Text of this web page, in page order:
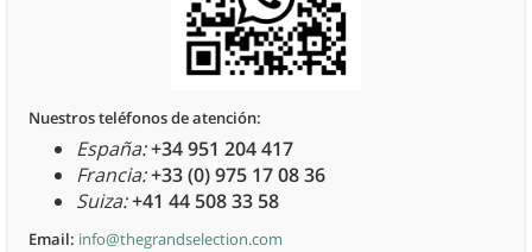
Nuestros teléfonos de atención:
España:+34 951 204 417
Francia:+33 (0) 975 17 08 36
Suiza:+41 44 508 33 58
Email: info@thegrandselection.com